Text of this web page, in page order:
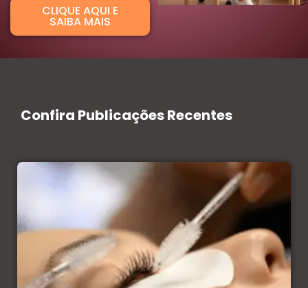
CLIQUE AQUI E
SAIBA MAIS
Confira Publicações Recentes